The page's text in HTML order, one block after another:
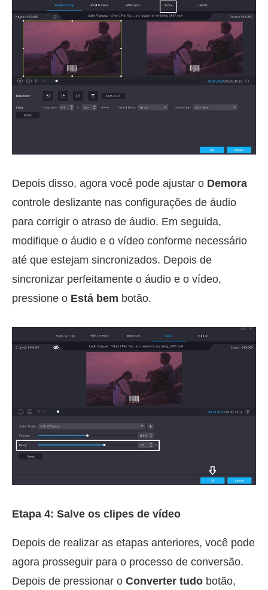
Depois disso, agora você pode ajustar o Demora
controle deslizante nas configurações de áudio
para corrigir o atraso de áudio. Em seguida,
modifique o áudio e o vídeo conforme necessário
até que estejam sincronizados. Depois de
sincronizar perfeitamente o áudio e o vídeo,
pressione o Está bem botão.
Etapa 4: Salve os clipes de vídeo
Depois de realizar as etapas anteriores, você pode
agora prosseguir para o processo de conversão.
Depois de pressionar o Converter tudo botão,